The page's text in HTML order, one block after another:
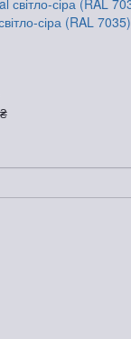
сіра (RAL 7035)